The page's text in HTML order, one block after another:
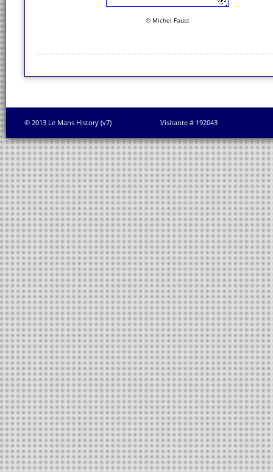
© Michel Faust
© 2013 Le Mans History (v7) Visitante # 192043